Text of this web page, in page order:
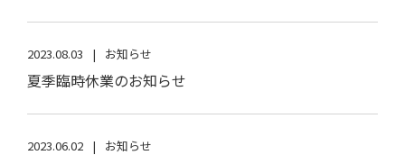
2023.08.03 お知らせ
夏季臨時休業のお知らせ
2023.06.02 お知らせ